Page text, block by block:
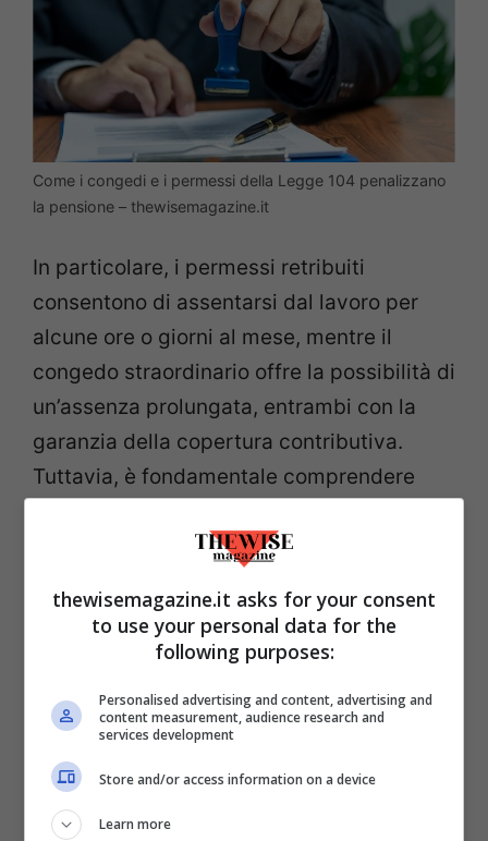
Come i congedi e i permessi della Legge 104 penalizzano
la pensione – thewisemagazine.it
In particolare, i permessi retribuiti
consentono di assentarsi dal lavoro per
alcune ore o giorni al mese, mentre il
congedo straordinario offre la possibilità di
un’assenza prolungata, entrambi con la
garanzia della copertura contributiva.
Tuttavia, è fondamentale comprendere
riconosciuti durante questi periodi di
pensione e della sua misura, esistono delle
specificità che riguardano soprattutto il
prevede un limite massimo di
contribuzione che, se superato, può
thewisemagazine.it asks for your consent
to use your personal data for the
following purposes:
Personalised advertising and content, advertising and
content measurement, audience research and
services development
Store and/or access information on a device
Learn more